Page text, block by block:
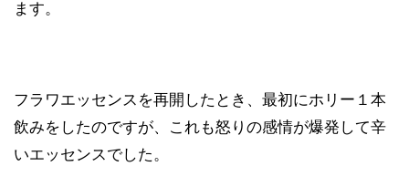
ます。
フラワエッセンスを再開したとき、最初にホリー１本
飲みをしたのですが、これも怒りの感情が爆発して辛
いエッセンスでした。